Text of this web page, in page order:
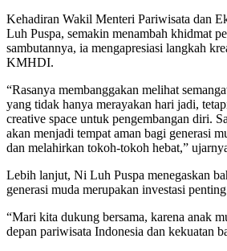
Kehadiran Wakil Menteri Pariwisata dan
Luh Puspa, semakin menambah khidmat
sambutannya, ia mengapresiasi langkah
KMHDI.
“Rasanya membanggakan melihat
yang tidak hanya merayakan hari jadi,
creative space untuk pengembangan diri.
akan menjadi tempat aman bagi generasi
dan melahirkan tokoh-tokoh hebat,”
Lebih lanjut, Ni Luh Puspa menegaskan
generasi muda merupakan investasi
“Mari kita dukung bersama, karena anak
depan pariwisata Indonesia dan kekuatan